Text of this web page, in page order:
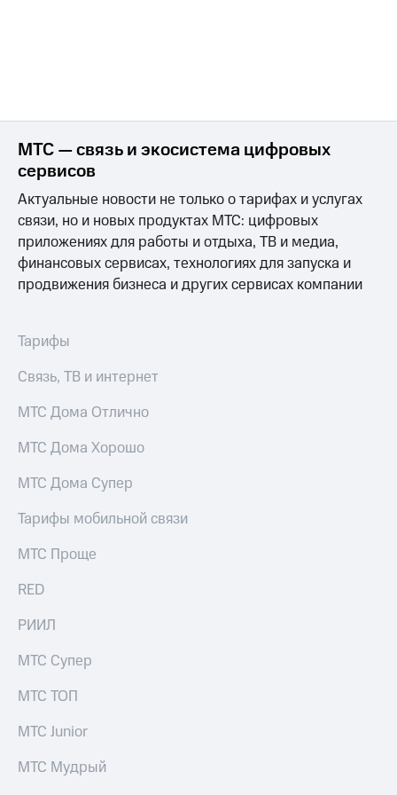
МТС — связь и экосистема цифровых
сервисов
Актуальные новости не только о тарифах и услугах
связи, но и новых продуктах МТС: цифровых
приложениях для работы и отдыха, ТВ и медиа,
финансовых сервисах, технологиях для запуска и
продвижения бизнеса и других сервисах компании
Тарифы
Связь, ТВ и интернет
МТС Дома Отлично
МТС Дома Хорошо
МТС Дома Супер
Тарифы мобильной связи
МТС Проще
RED
РИИЛ
МТС Супер
МТС ТОП
МТС Junior
МТС Мудрый